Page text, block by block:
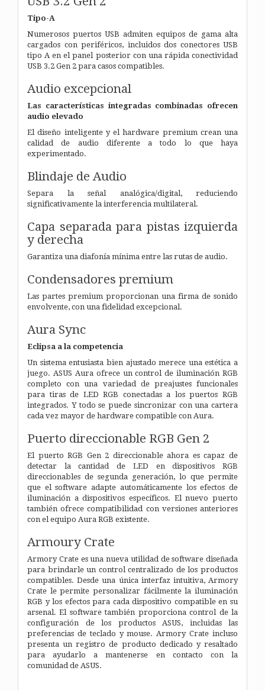
Tipo-A
Numerosos puertos USB admiten equipos de gama alta
cargados con periféricos, incluidos dos conectores USB
tipo A en el panel posterior con una rápida conectividad
USB 3.2 Gen 2 para casos compatibles.
Audio excepcional
Las características integradas combinadas ofrecen
audio elevado
El diseño inteligente y el hardware premium crean una
calidad de audio diferente a todo lo que haya
experimentado.
Blindaje de Audio
Separa la señal analógica/digital, reduciendo
significativamente la interferencia multilateral.
Capa separada para pistas izquierda
y derecha
Garantiza una diafonía mínima entre las rutas de audio.
Condensadores premium
Las partes premium proporcionan una firma de sonido
envolvente, con una fidelidad excepcional.
Aura Sync
Eclipsa a la competencia
Un sistema entusiasta bien ajustado merece una estética a
juego. ASUS Aura ofrece un control de iluminación RGB
completo con una variedad de preajustes funcionales
para tiras de LED RGB conectadas a los puertos RGB
integrados. Y todo se puede sincronizar con una cartera
cada vez mayor de hardware compatible con Aura.
Puerto direccionable RGB Gen 2
El puerto RGB Gen 2 direccionable ahora es capaz de
detectar la cantidad de LED en dispositivos RGB
direccionables de segunda generación, lo que permite
que el software adapte automáticamente los efectos de
iluminación a dispositivos específicos. El nuevo puerto
también ofrece compatibilidad con versiones anteriores
con el equipo Aura RGB existente.
Armoury Crate
Armory Crate es una nueva utilidad de software diseñada
para brindarle un control centralizado de los productos
compatibles. Desde una única interfaz intuitiva, Armory
Crate le permite personalizar fácilmente la iluminación
RGB y los efectos para cada dispositivo compatible en su
arsenal. El software también proporciona control de la
configuración de los productos ASUS, incluidas las
preferencias de teclado y mouse. Armory Crate incluso
presenta un registro de producto dedicado y resaltado
para ayudarlo a mantenerse en contacto con la
comunidad de ASUS.